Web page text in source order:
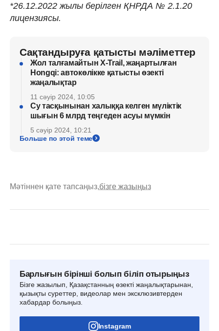
*26.12.2022 жылы берілген ҚНРДА № 2.1.20
лицензиясы.
Сақтандыруға қатысты мәліметтер
Жол талғамайтын X-Trail, жаңартылған
Hongqi: автокөлікке қатысты өзекті
жаңалықтар
11 сәуір 2024, 10:05
Су тасқынынан халыққа келген мүліктік
шығын 6 млрд теңгеден асуы мүмкін
5 сәуір 2024, 10:21
Больше по этой теме
Мәтіннен қате тапсаңыз,бізге жазыңыз
Барлығын бірінші болып біліп отырыңыз
Бізге жазылып, Қазақстанның өзекті жаңалықтарынан,
қызықты суреттер, видеолар мен эксклюзивтерден
хабардар болыңыз.
Instagram